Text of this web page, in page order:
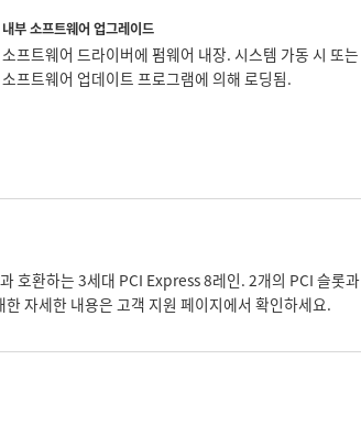
내부 소프트웨어 업그레이드
소프트웨어 드라이버에 펌웨어 내장. 시스템 가동 시 또는
소프트웨어 업데이트 프로그램에 의해 로딩됨.
환하는 3세대 PCI Express 8레인. 2개의 PCI 슬롯과
자세한 내용은 고객 지원 페이지에서 확인하세요.